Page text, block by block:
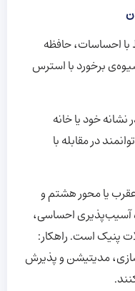
با احساسات، حافظه
برخورد با استرس
خود یا خانه
در مقابله با
یا محور هشتم و
آسیب‌پذیری احساسی،
پنیک است. راهکار:
مدیتیشن و پذیرش